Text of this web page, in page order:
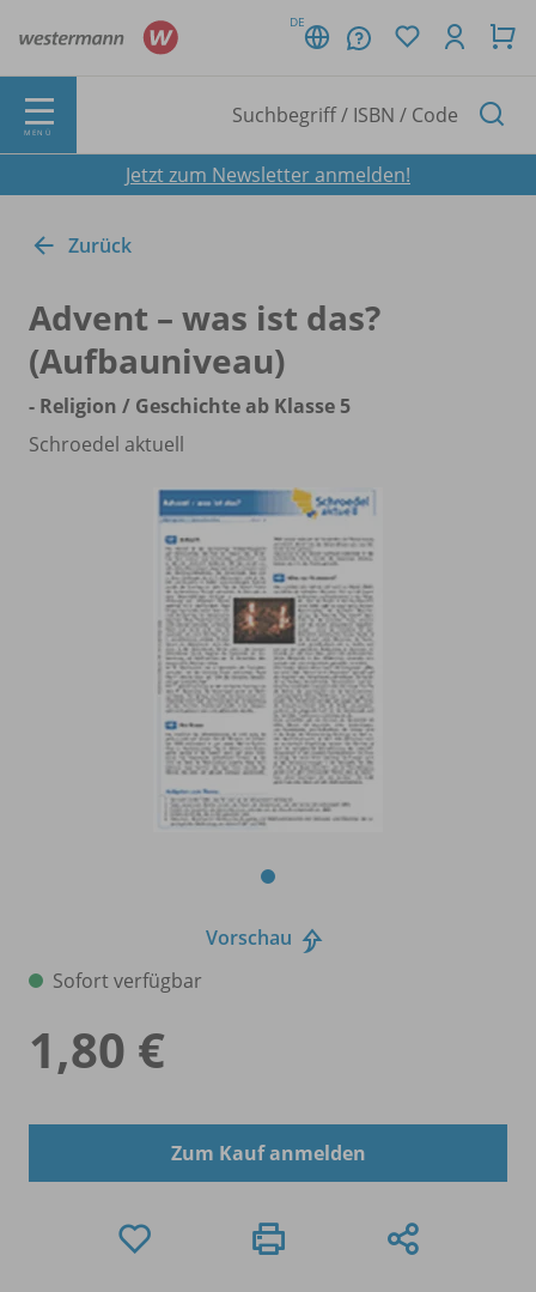
DE
MENÜ
Jetzt zum Newsletter anmelden!
Zurück
Advent – was ist das?
(Aufbauniveau)
- Religion / Geschichte ab Klasse 5
Schroedel aktuell
Vorschau
Sofort verfügbar
1,80 €
Zum Kauf anmelden